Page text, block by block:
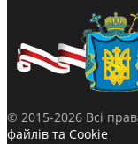
© 2015-2026 Всі
файлів та Cookie